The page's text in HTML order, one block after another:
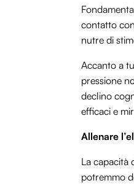
contatto
nutre di
Accanto a
pressione
declino
efficaci e
Allenare
La capacità
potremmo